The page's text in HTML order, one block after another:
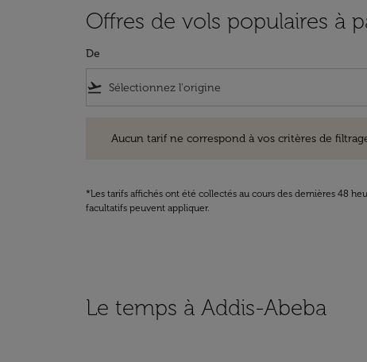
Offres de vols populaires à
De
flight_takeoff
Aucun tarif ne correspond à vos critères de
*Les tarifs affichés ont été collectés au cours des dernières 48
facultatifs peuvent appliquer.
Le temps à Addis-Abeba